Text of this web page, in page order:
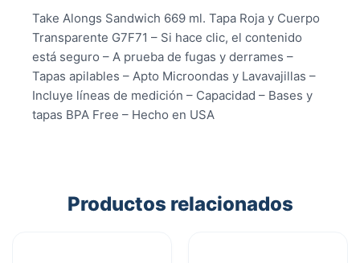
Take Alongs Sandwich 669 ml. Tapa Roja y Cuerpo
Transparente G7F71 – Si hace clic, el contenido
está seguro – A prueba de fugas y derrames –
Tapas apilables – Apto Microondas y Lavavajillas –
Incluye líneas de medición – Capacidad – Bases y
tapas BPA Free – Hecho en USA
Productos relacionados